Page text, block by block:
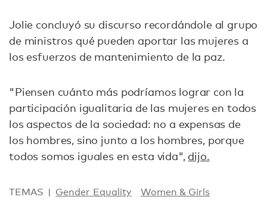
Jolie concluyó su discurso recordándole al grupo
de ministros qué pueden aportar las mujeres a
los esfuerzos de mantenimiento de la paz.
"Piensen cuánto más podríamos lograr con la
participación igualitaria de las mujeres en todos
los aspectos de la sociedad: no a expensas de
los hombres, sino junto a los hombres, porque
todos somos iguales en esta vida", dijo.
TEMAS Gender Equality Women & Girls